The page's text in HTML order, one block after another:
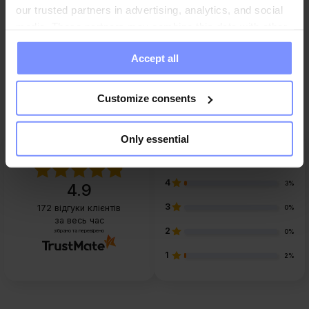
our trusted partners in advertising, analytics, and social
information you have provided to them or that they have
collected when you use their services. Do you agree?
Accept all
Customize consents
Only essential
Виробник
Питання та відповіді
4.9
172 відгуки клієнтів
за весь час
зібрано та перевірено
5
4 3%
3 0%
2 0%
1 2%